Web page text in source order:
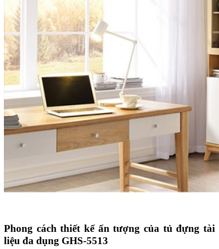
Phong cách thiết kế ấn tượng của tủ đựng tài
liệu đa dụng GHS-5513